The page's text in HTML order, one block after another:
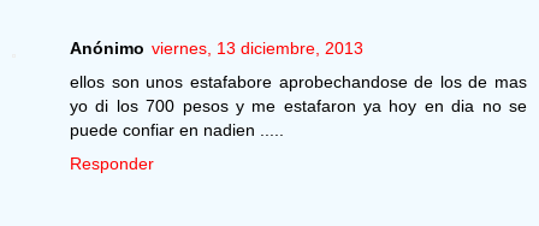
Anónimo viernes, 13 diciembre, 2013
ellos son unos estafabore aprobechandose de los de mas
yo di los 700 pesos y me estafaron ya hoy en dia no se
puede confiar en nadien .....
Responder